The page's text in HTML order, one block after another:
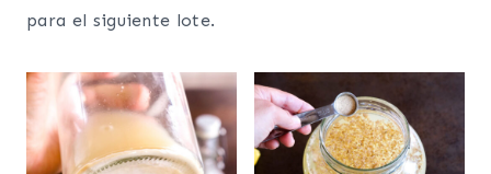
para el siguiente lote.